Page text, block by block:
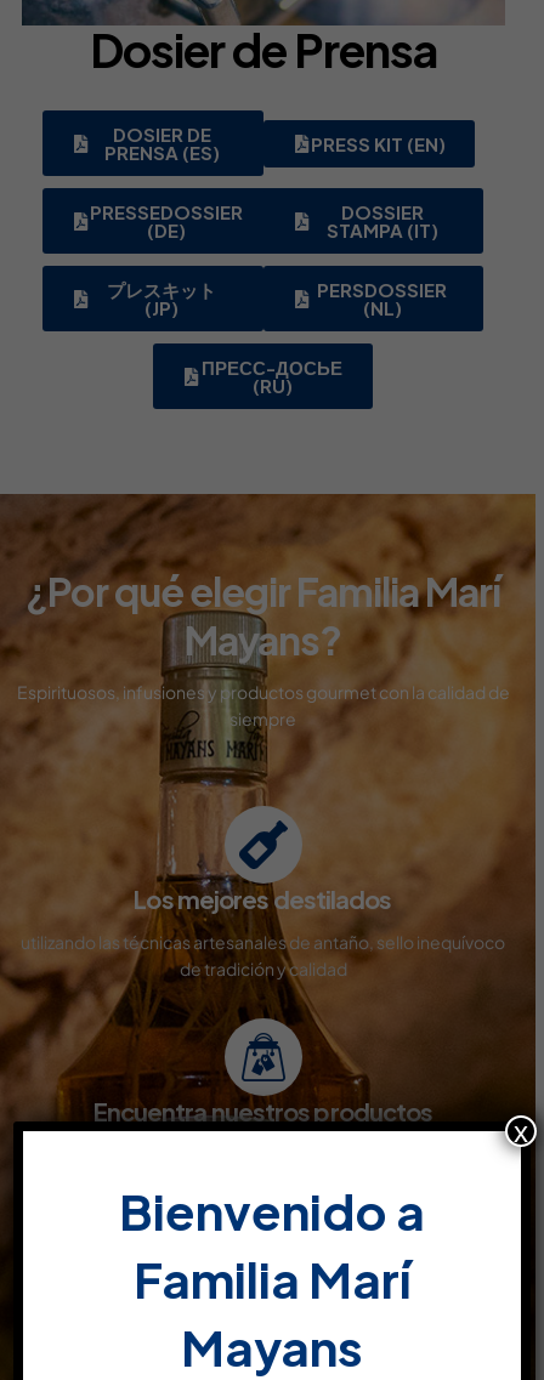
Dosier de Prensa
DOSIER DE
PRENSA (ES) PRESS KIT (EN)
PRESSEDOSSIER
(DE)
DOSSIER
STAMPA (IT)
プレスキット
(JP)
PERSDOSSIER
(NL)
ПРЕСС-ДОСЬЕ
(RU)
¿Por qué elegir Familia Marí
Mayans?
Espirituosos, infusiones y productos gourmet con la calidad de
siempre
Los mejores destilados
utilizando las técnicas artesanales de antaño, sello inequívoco
de tradición y calidad
Encuentra nuestros productos
son el resultado de pruebas y conocimientos, estudiados y
Bienvenido a
Familia Marí
Mayans
x